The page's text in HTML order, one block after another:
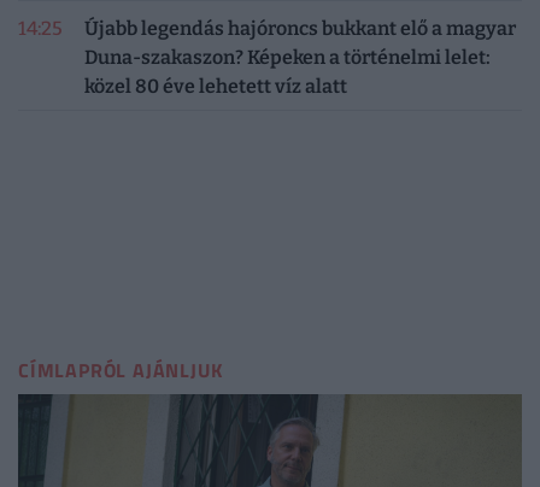
14:25
Újabb legendás hajóroncs bukkant elő a magyar
Duna-szakaszon? Képeken a történelmi lelet:
közel 80 éve lehetett víz alatt
CÍMLAPRÓL AJÁNLJUK